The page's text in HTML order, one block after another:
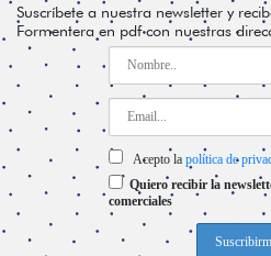
Suscríbete a nuestra newsletter y
Formentera en pdf con nuestras
Acepto la política de
Quiero recibir la
comerciales